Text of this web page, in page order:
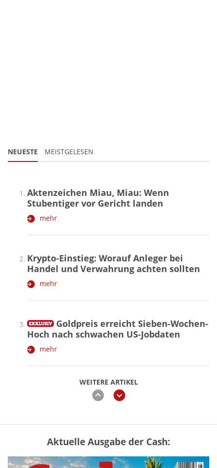
NEUESTE MEISTGELESEN
WEITERE ARTIKEL
zurückweiter
Aktenzeichen Miau, Miau: Wenn
Stubentiger vor Gericht landen
mehr
Krypto-Einstieg: Worauf Anleger bei
Handel und Verwahrung achten sollten
mehr
Goldpreis erreicht Sieben-Wochen-
Hoch nach schwachen US-Jobdaten
mehr
Vermieter-Zutritt: Wann Mieter
die Wohnung öffnen müssen
Aktuelle Ausgabe der Cash: